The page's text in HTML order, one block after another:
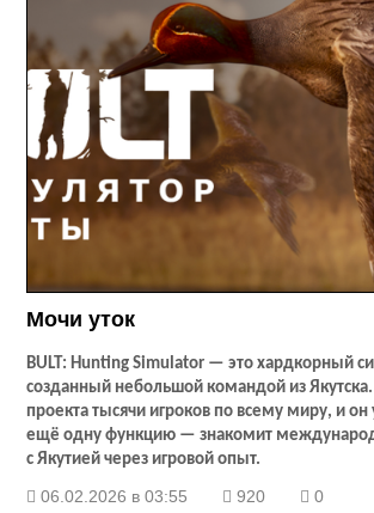
Мочи уток
BULT :Hunting Simulator — это хардкорный
созданный небольшой командой из Якутска.
проекта тысячи игроков по всему миру, и
ещё одну функцию — знакомит
с Якутией через игровой опыт.
06.02.2026 в 03:55 920 0